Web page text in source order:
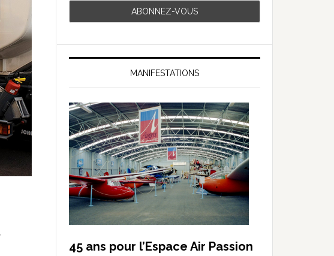
MANIFESTATIONS
45 ans pour l’Espace Air Passion